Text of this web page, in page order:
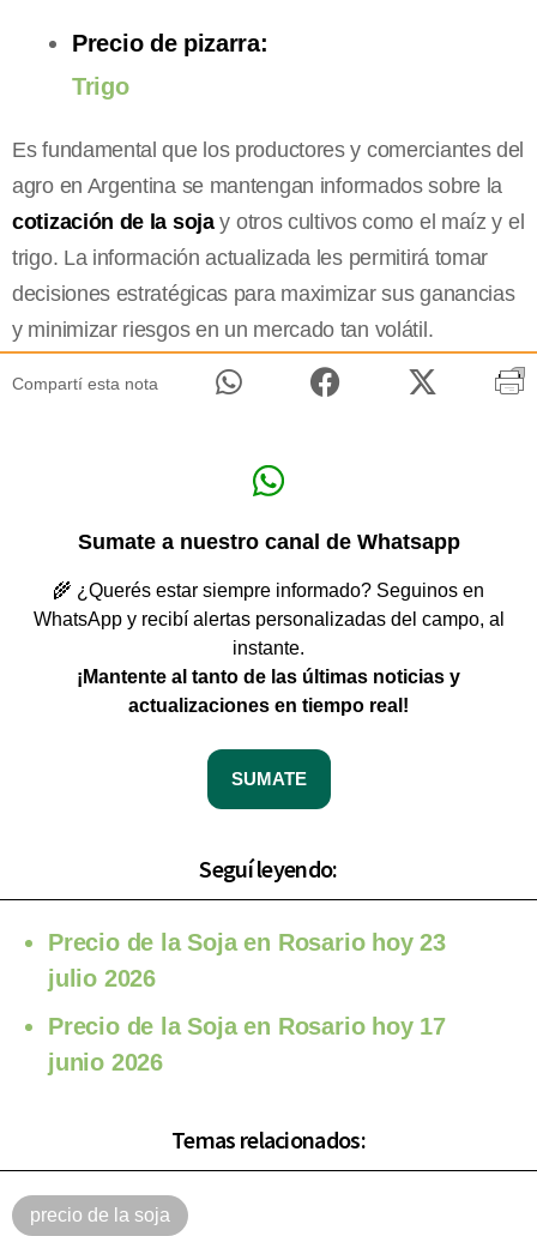
Precio de pizarra:
Trigo
Es fundamental que los productores y comerciantes del
agro en Argentina se mantengan informados sobre la
cotización de la sojay otros cultivos como el maíz y el
trigo. La información actualizada les permitirá tomar
decisiones estratégicas para maximizar sus ganancias
y minimizar riesgos en un mercado tan volátil.
Compartí esta nota
Sumate a nuestro canal de Whatsapp
🌾 ¿Querés estar siempre informado? Seguinos en
WhatsApp y recibí alertas personalizadas del campo, al
instante.
¡Mantente al tanto de las últimas noticias y
actualizaciones en tiempo real!
SUMATE
Seguí leyendo:
Precio de la Soja en Rosario hoy 23
julio 2026
Precio de la Soja en Rosario hoy 17
junio 2026
Temas relacionados:
precio de la soja